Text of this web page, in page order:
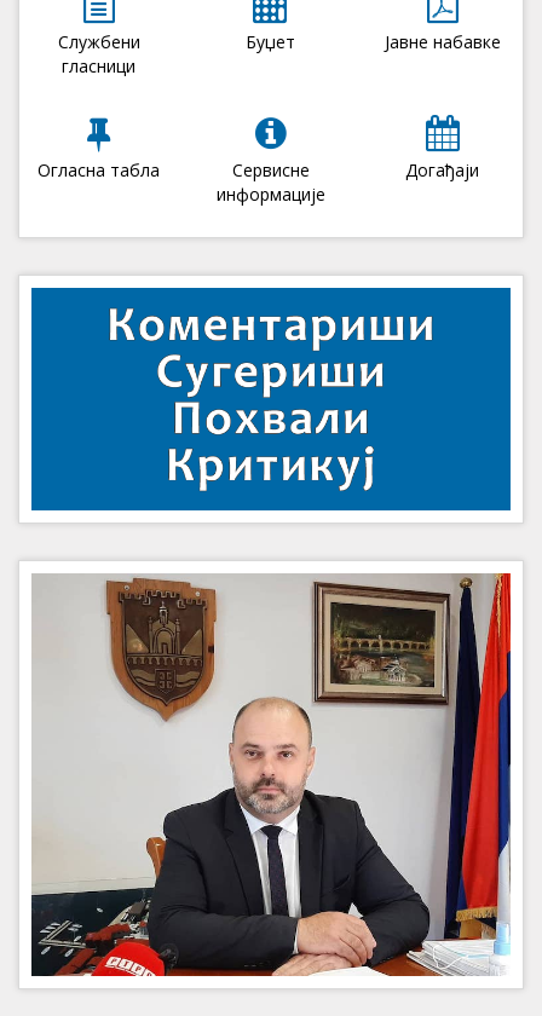
Службени
гласници
Буџет Јавне набавке
Огласна табла
Сервисне
информације
Догађаји